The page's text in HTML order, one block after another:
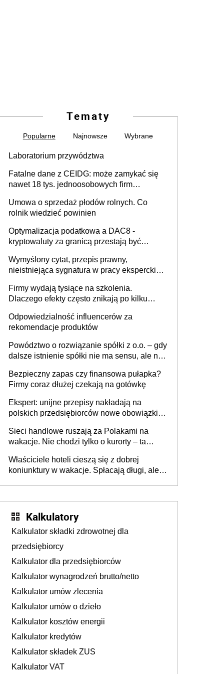
Tematy
Popularne Najnowsze Wybrane
Laboratorium przywództwa
Fatalne dane z CEIDG: może zamykać się
nawet 18 tys. jednoosobowych firm
Umowa o sprzedaż płodów rolnych. Co
rolnik wiedzieć powinien
Optymalizacja podatkowa a DAC8 -
kryptowaluty za granicą przestają być
Wymyślony cytat, przepis prawny,
nieistniejąca sygnatura w pracy eksperckiej -
firmie
Firmy wydają tysiące na szkolenia.
Dlaczego efekty często znikają po kilku
Odpowiedzialność influencerów za
rekomendacje produktów
Powództwo o rozwiązanie spółki z o.o. – gdy
dalsze istnienie spółki nie ma sensu, ale nie
Bezpieczny zapas czy finansowa pułapka?
Firmy coraz dłużej czekają na gotówkę
Ekspert: unijne przepisy nakładają na
polskich przedsiębiorców nowe obowiązki w
Sieci handlowe ruszają za Polakami na
wakacje. Nie chodzi tylko o kurorty – ta
tam, gdzie wielu spędzi urlop po cichu
Właściciele hoteli cieszą się z dobrej
koniunktury w wakacje. Spłacają długi, ale
Kalkulatory
Kalkulator składki zdrowotnej dla
przedsiębiorcy
Kalkulator dla przedsiębiorców
Kalkulator wynagrodzeń brutto/netto
Kalkulator umów zlecenia
Kalkulator umów o dzieło
Kalkulator kosztów energii
Kalkulator kredytów
Kalkulator składek ZUS
Kalkulator VAT